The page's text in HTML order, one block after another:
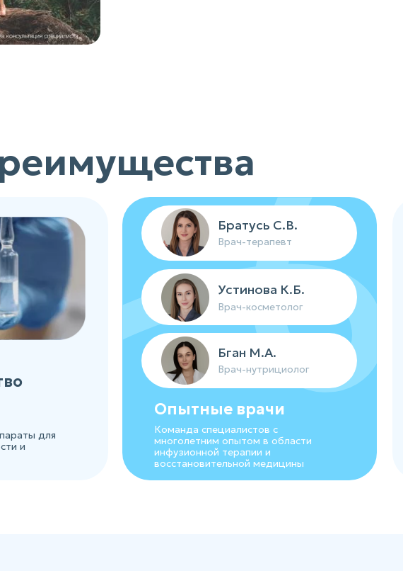
для
и
Опытные врачи
Команда специалистов с
многолетним опытом в области
инфузионной терапии и
восстановительной медицины
Устинова К.Б.
Врач-косметолог
Братусь С.В.
Врач-терапевт
Бган М.А.
Врач-нутрициолог